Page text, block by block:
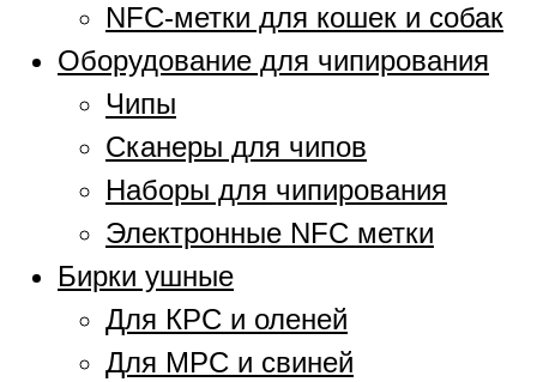
NFC-метки для кошек и собак
Оборудование для чипирования
Чипы
Сканеры для чипов
Наборы для чипирования
Электронные NFC метки
Бирки ушные
Для КРС и оленей
Для МРС и свиней